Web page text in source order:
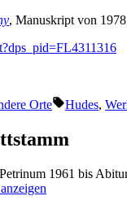
, Manuskript von
Orte Hudes,
1961 bis